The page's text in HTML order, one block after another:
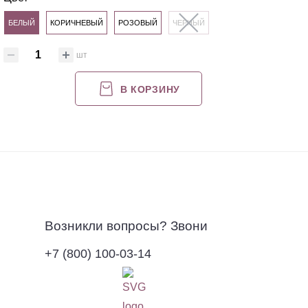
БЕЛЫЙ КОРИЧНЕВЫЙ РОЗОВЫЙ ЧЕРНЫЙ
шт
В КОРЗИНУ
Возникли вопросы? Звони
+7 (800) 100-03-14